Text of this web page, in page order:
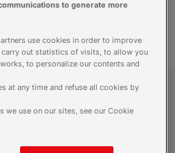
to generate more
use cookies in order to improve
out statistics of visits, to allow you
to personalize our contents and
at any time and refuse all cookies by
we use on our sites, see our Cookie